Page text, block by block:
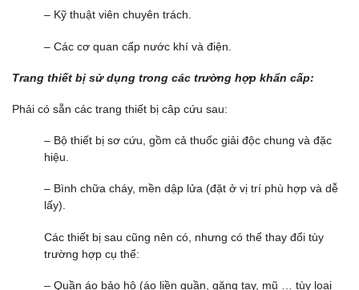
– Kỹ thuật viên chuyên trách.
– Các cơ quan cấp nước khí và điện.
Trang thiết bị sử dụng trong các trường hợp khẩn cấp:
Phải có sẵn các trang thiết bị câp cứu sau:
– Bộ thiết bị sơ cứu, gồm cả thuốc giải độc chung và đặc
hiệu.
– Bình chữa cháy, mền dập lửa (đặt ở vị trí phù hợp và dễ
lấy).
Các thiết bị sau cũng nên có, nhưng có thể thay đổi tùy
trường hợp cụ thể:
– Quần áo bảo hộ (áo liền quần, găng tay, mũ … tùy loại